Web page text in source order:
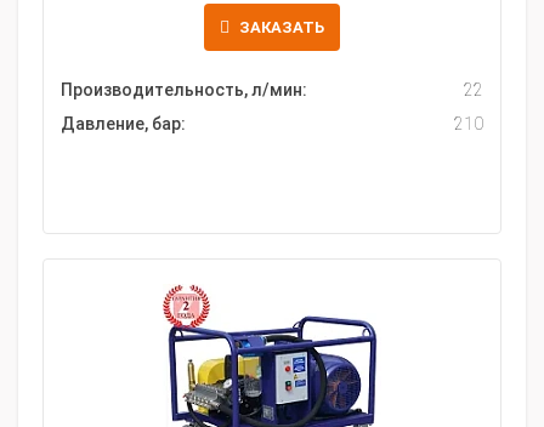
ЗАКАЗАТЬ
Производительность, л/мин:
22
Давление, бар:
210